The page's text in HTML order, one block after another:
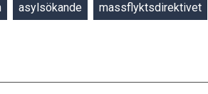
asylsökande massflyktsdirektivet